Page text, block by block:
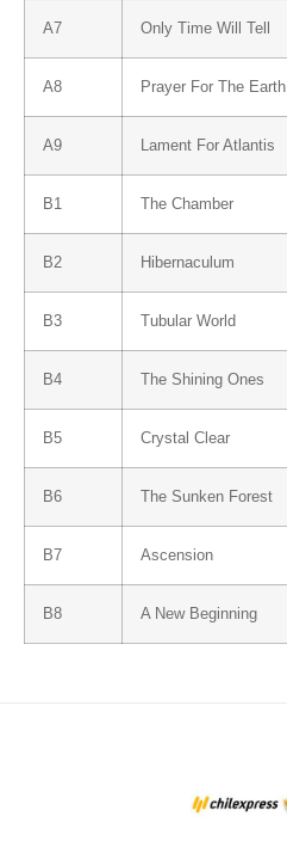
Α7 Only Time Will Tell
Α8 Prayer For The Earth
Α9 Lament For Atlantis
Β1 The Chamber
Β2 Hibernaculum
Β3 Tubular World
Β4 The Shining Ones
Β5 Crystal Clear
Β6 The Sunken Forest
Β7 Ascension
Β8 A New Beginning